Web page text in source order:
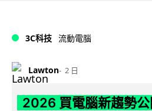
3C科技 流動電腦
Lawton 2 日
2026 買電腦新趨勢